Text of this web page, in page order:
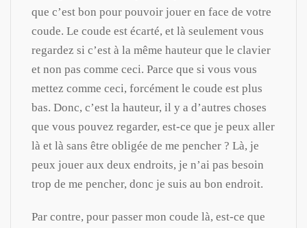
que c’est bon pour pouvoir jouer en face de votre
coude. Le coude est écarté, et là seulement vous
regardez si c’est à la même hauteur que le clavier
et non pas comme ceci. Parce que si vous vous
mettez comme ceci, forcément le coude est plus
bas. Donc, c’est la hauteur, il y a d’autres choses
que vous pouvez regarder, est-ce que je peux aller
là et là sans être obligée de me pencher ? Là, je
peux jouer aux deux endroits, je n’ai pas besoin
trop de me pencher, donc je suis au bon endroit.
Par contre, pour passer mon coude là, est-ce que